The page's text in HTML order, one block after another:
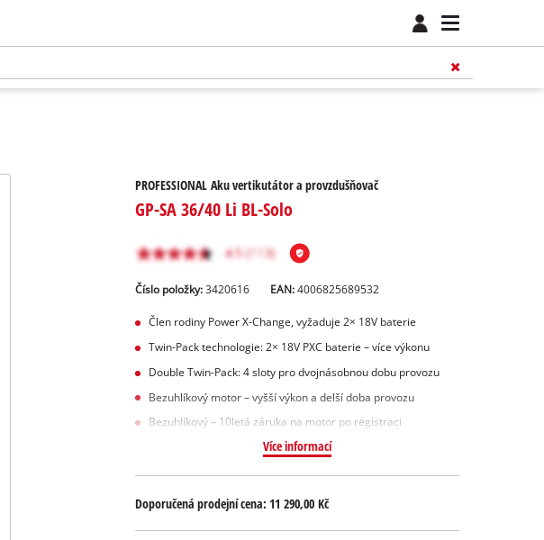
PROFESSIONAL Aku vertikutátor a provzdušňovač
GP-SA 36/40 Li BL-Solo
Číslo položky: 3420616 EAN:4006825689532
Člen rodiny Power X-Change, vyžaduje 2× 18V baterie
Twin-Pack technologie: 2× 18V PXC baterie – více výkonu
Double Twin-Pack: 4 sloty pro dvojnásobnou dobu provozu
Bezuhlíkový motor – vyšší výkon a delší doba provozu
Bezuhlíkový – 10letá záruka na motor po registraci
Více informací
Doporučená prodejní cena: 11 290,00 Kč